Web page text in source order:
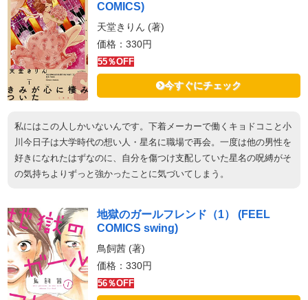
COMICS)
天堂きりん (著)
価格：330円
55％OFF
今すぐにチェック
私にはこの人しかいないんです。下着メーカーで働くキョドコこと小
川今日子は大学時代の想い人・星名に職場で再会。一度は他の男性を
好きになれたはずなのに、自分を傷つけ支配していた星名の呪縛がそ
の気持ちよりずっと強かったことに気づいてしまう。
地獄のガールフレンド（1） (FEEL
COMICS swing)
鳥飼茜 (著)
価格：330円
56％OFF